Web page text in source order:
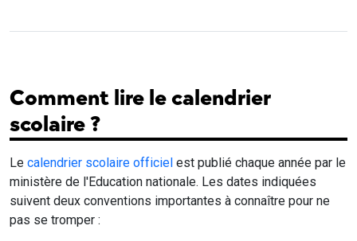
Comment lire le calendrier
scolaire ?
Le calendrier scolaire officiel est publié chaque année par le
ministère de l'Education nationale. Les dates indiquées
suivent deux conventions importantes à connaître pour ne
pas se tromper :